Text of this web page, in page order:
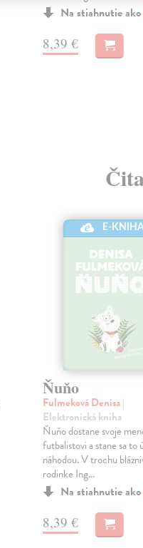
Na stiahnutie ako
8,39 €
E-
Ňuňo
Fulmeková Denisa|
Elektronická kniha
Ňuňo dostane svoje
futbalistovi a stane sa to
náhodou. V trochu
rodinke Ing...
Na stiahnutie ako
8,39 €